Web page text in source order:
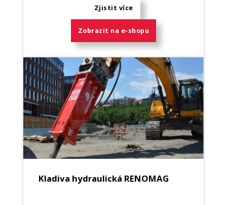
Zjistit více
Zobrazit na e-shopu
Kladiva hydraulická RENOMAG